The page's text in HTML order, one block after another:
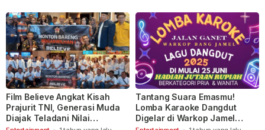
Film Believe Angkat Kisah
Prajurit TNI, Generasi Muda
Diajak Teladani Nilai
Tantang Suara Emasmu!
Lomba Karaoke Dangdut
Digelar di Warkop Jamel